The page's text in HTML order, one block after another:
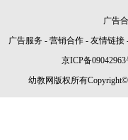
广告
广告服务 - 营销合作 - 友情链接
京ICP备09042963
幼教网版权所有